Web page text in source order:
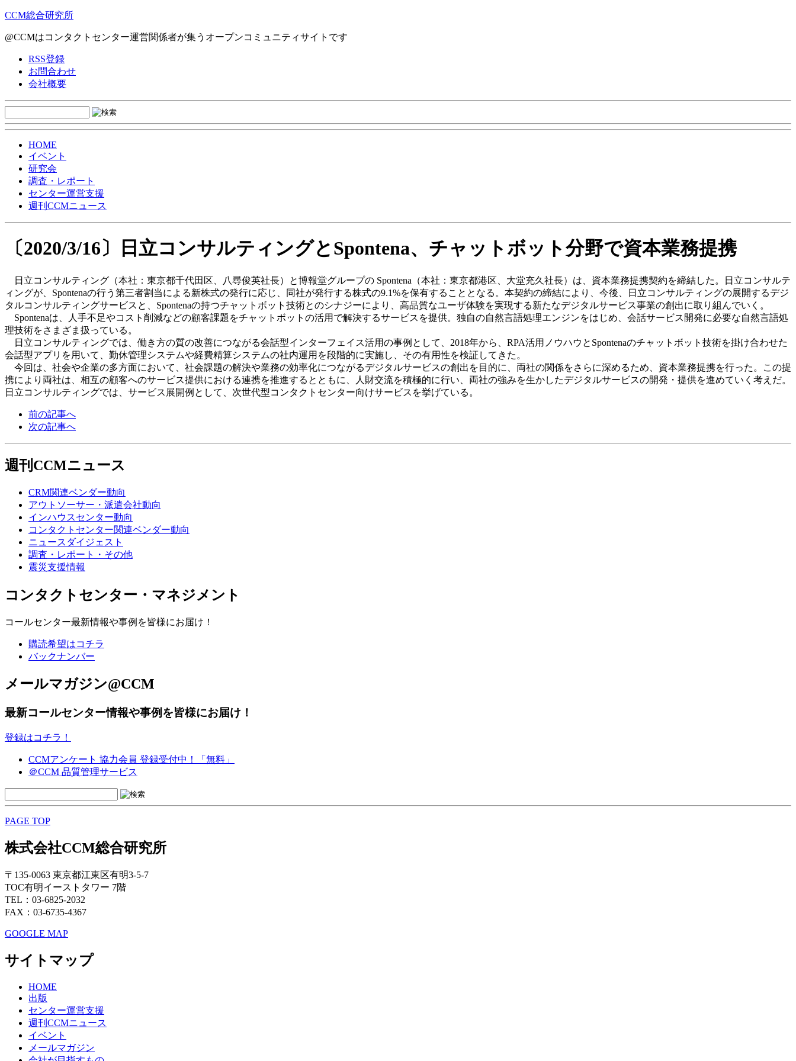
CCM総合研究所
@CCMはコンタクトセンター運営関係者が集うオープンコミュニティサイトです
RSS登録
お問合わせ
会社概要
HOME
イベント
研究会
調査・レポート
センター運営支援
週刊CCMニュース
〔2020/3/16〕日立コンサルティングとSpontena、チャットボット分野で資本業務提携
日立コンサルティング（本社：東京都千代田区、八尋俊英社長）と博報堂グループの Spontena（本社：東京都港区、大堂充久社長）は、資本業務提携契約を締結した。日立コンサルテ
ィングが、Spontenaの行う第三者割当による新株式の発行に応じ、同社が発行する株式の9.1%を保有することとなる。本契約の締結により、今後、日立コンサルティングの展開するデジ
タルコンサルティングサービスと、Spontenaの持つチャットボット技術とのシナジーにより、高品質なユーザ体験を実現する新たなデジタルサービス事業の創出に取り組んでいく。
Spontenaは、人手不足やコスト削減などの顧客課題をチャットボットの活用で解決するサービスを提供。独自の自然言語処理エンジンをはじめ、会話サービス開発に必要な自然言語処
理技術をさまざま扱っている。
日立コンサルティングでは、働き方の質の改善につながる会話型インターフェイス活用の事例として、2018年から、RPA活用ノウハウとSpontenaのチャットボット技術を掛け合わせた
会話型アプリを用いて、勤休管理システムや経費精算システムの社内運用を段階的に実施し、その有用性を検証してきた。
今回は、社会や企業の多方面において、社会課題の解決や業務の効率化につながるデジタルサービスの創出を目的に、両社の関係をさらに深めるため、資本業務提携を行った。この提
携により両社は、相互の顧客へのサービス提供における連携を推進するとともに、人財交流を積極的に行い、両社の強みを生かしたデジタルサービスの開発・提供を進めていく考えだ。
日立コンサルティングでは、サービス展開例として、次世代型コンタクトセンター向けサービスを挙げている。
前の記事へ
次の記事へ
週刊CCMニュース
CRM関連ベンダー動向
アウトソーサー・派遣会社動向
インハウスセンター動向
コンタクトセンター関連ベンダー動向
ニュースダイジェスト
調査・レポート・その他
震災支援情報
コンタクトセンター・マネジメント
コールセンター最新情報や事例を皆様にお届け！
購読希望はコチラ
バックナンバー
メールマガジン@CCM
最新コールセンター情報や事例を皆様にお届け！
登録はコチラ！
CCMアンケート 協力会員 登録受付中！「無料」
＠CCM 品質管理サービス
PAGE TOP
株式会社CCM総合研究所
〒135-0063 東京都江東区有明3-5-7
TOC有明イーストタワー 7階
TEL：03-6825-2032
FAX：03-6735-4367
GOOGLE MAP
サイトマップ
HOME
出版
センター運営支援
週刊CCMニュース
イベント
メールマガジン